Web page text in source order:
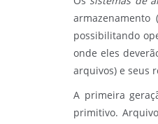
possibilitando
onde eles
arquivos) e seus
A primeira
primitivo.